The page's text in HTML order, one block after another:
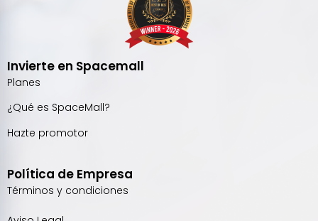
Invierte en Spacemall
Planes
¿Qué es SpaceMall?
Hazte promotor
Política de Empresa
Términos y condiciones